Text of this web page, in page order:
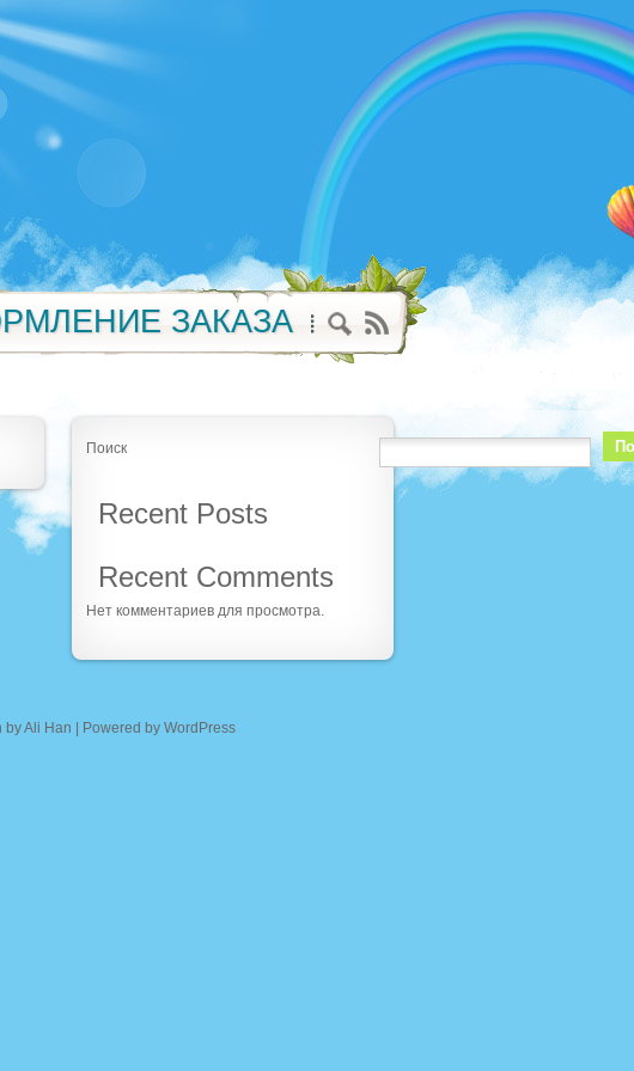
ЗАКАЗА
Поиск
Recent Posts
Recent Comments
Нет комментариев для просмотра.
byAli Han | Powered by WordPress